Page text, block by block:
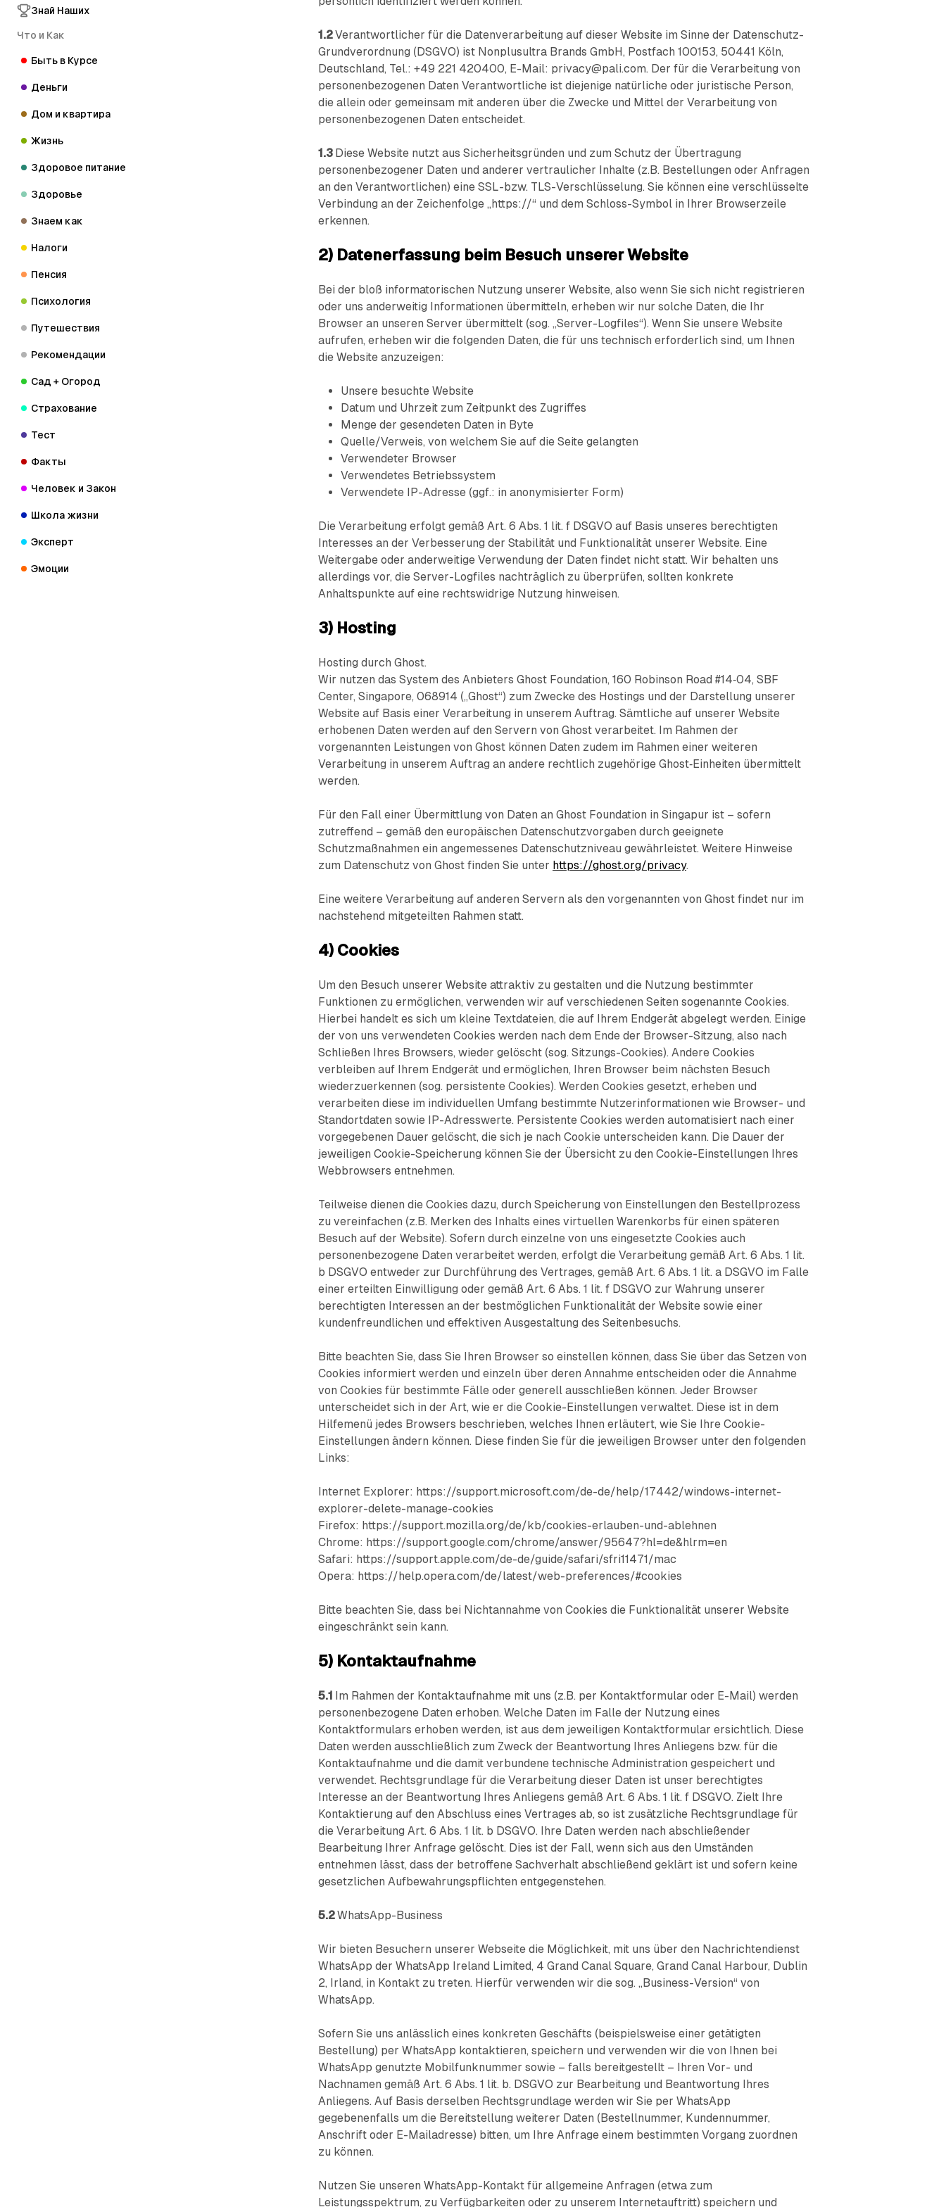
Знай Наших
Что и Как
Быть в Курсе
Деньги
Дом и квартира
Жизнь
Здоровое питание
Здоровье
Знаем как
Налоги
Пенсия
Психология
Путешествия
Рекомендации
Сад + Огород
Страхование
Тест
Факты
Человек и Закон
Школа жизни
Эксперт
Эмоции
1.2Verantwortlicher für die Datenverarbeitung auf dieser Website im Sinne der Datenschutz-
Grundverordnung (DSGVO) ist Nonplusultra Brands GmbH, Postfach 100153, 50441 Köln,
Deutschland, Tel.: +49 221 420400, E-Mail: privacy@pali.com. Der für die Verarbeitung von
personenbezogenen Daten Verantwortliche ist diejenige natürliche oder juristische Person,
die allein oder gemeinsam mit anderen über die Zwecke und Mittel der Verarbeitung von
personenbezogenen Daten entscheidet.
1.3 Diese Website nutzt aus Sicherheitsgründen und zum Schutz der Übertragung
personenbezogener Daten und anderer vertraulicher Inhalte (z.B. Bestellungen oder Anfragen
an den Verantwortlichen) eine SSL-bzw. TLS-Verschlüsselung. Sie können eine verschlüsselte
Verbindung an der Zeichenfolge „https://“ und dem Schloss-Symbol in Ihrer Browserzeile
erkennen.
2) Datenerfassung beim Besuch unserer Website
Bei der bloß informatorischen Nutzung unserer Website, also wenn Sie sich nicht registrieren
oder uns anderweitig Informationen übermitteln, erheben wir nur solche Daten, die Ihr
Browser an unseren Server übermittelt (sog. „Server-Logfiles“). Wenn Sie unsere Website
aufrufen, erheben wir die folgenden Daten, die für uns technisch erforderlich sind, um Ihnen
die Website anzuzeigen:
Unsere besuchte Website
Datum und Uhrzeit zum Zeitpunkt des Zugriffes
Menge der gesendeten Daten in Byte
Quelle/Verweis, von welchem Sie auf die Seite gelangten
Verwendeter Browser
Verwendetes Betriebssystem
Verwendete IP-Adresse (ggf.: in anonymisierter Form)
Die Verarbeitung erfolgt gemäß Art. 6 Abs. 1 lit. f DSGVO auf Basis unseres berechtigten
Interesses an der Verbesserung der Stabilität und Funktionalität unserer Website. Eine
Weitergabe oder anderweitige Verwendung der Daten findet nicht statt. Wir behalten uns
allerdings vor, die Server-Logfiles nachträglich zu überprüfen, sollten konkrete
Anhaltspunkte auf eine rechtswidrige Nutzung hinweisen.
3) Hosting
Hosting durch Ghost.
Wir nutzen das System des Anbieters Ghost Foundation, 160 Robinson Road #14‑04, SBF
Center, Singapore, 068914 („Ghost“) zum Zwecke des Hostings und der Darstellung unserer
Website auf Basis einer Verarbeitung in unserem Auftrag. Sämtliche auf unserer Website
erhobenen Daten werden auf den Servern von Ghost verarbeitet. Im Rahmen der
vorgenannten Leistungen von Ghost können Daten zudem im Rahmen einer weiteren
Verarbeitung in unserem Auftrag an andere rechtlich zugehörige Ghost‑Einheiten übermittelt
werden.
Für den Fall einer Übermittlung von Daten an Ghost Foundation in Singapur ist – sofern
zutreffend – gemäß den europäischen Datenschutzvorgaben durch geeignete
Schutzmaßnahmen ein angemessenes Datenschutzniveau gewährleistet. Weitere Hinweise
zum Datenschutz von Ghost finden Sie unter https://ghost.org/privacy.
Eine weitere Verarbeitung auf anderen Servern als den vorgenannten von Ghost findet nur im
nachstehend mitgeteilten Rahmen statt.
4) Cookies
Um den Besuch unserer Website attraktiv zu gestalten und die Nutzung bestimmter
Funktionen zu ermöglichen, verwenden wir auf verschiedenen Seiten sogenannte Cookies.
Hierbei handelt es sich um kleine Textdateien, die auf Ihrem Endgerät abgelegt werden. Einige
der von uns verwendeten Cookies werden nach dem Ende der Browser-Sitzung, also nach
Schließen Ihres Browsers, wieder gelöscht (sog. Sitzungs-Cookies). Andere Cookies
verbleiben auf Ihrem Endgerät und ermöglichen, Ihren Browser beim nächsten Besuch
wiederzuerkennen (sog. persistente Cookies). Werden Cookies gesetzt, erheben und
verarbeiten diese im individuellen Umfang bestimmte Nutzerinformationen wie Browser- und
Standortdaten sowie IP-Adresswerte. Persistente Cookies werden automatisiert nach einer
vorgegebenen Dauer gelöscht, die sich je nach Cookie unterscheiden kann. Die Dauer der
jeweiligen Cookie-Speicherung können Sie der Übersicht zu den Cookie-Einstellungen Ihres
Webbrowsers entnehmen.
Teilweise dienen die Cookies dazu, durch Speicherung von Einstellungen den Bestellprozess
zu vereinfachen (z.B. Merken des Inhalts eines virtuellen Warenkorbs für einen späteren
Besuch auf der Website). Sofern durch einzelne von uns eingesetzte Cookies auch
personenbezogene Daten verarbeitet werden, erfolgt die Verarbeitung gemäß Art. 6 Abs. 1 lit.
b DSGVO entweder zur Durchführung des Vertrages, gemäß Art. 6 Abs. 1 lit. a DSGVO im Falle
einer erteilten Einwilligung oder gemäß Art. 6 Abs. 1 lit. f DSGVO zur Wahrung unserer
berechtigten Interessen an der bestmöglichen Funktionalität der Website sowie einer
kundenfreundlichen und effektiven Ausgestaltung des Seitenbesuchs.
Bitte beachten Sie, dass Sie Ihren Browser so einstellen können, dass Sie über das Setzen von
Cookies informiert werden und einzeln über deren Annahme entscheiden oder die Annahme
von Cookies für bestimmte Fälle oder generell ausschließen können. Jeder Browser
unterscheidet sich in der Art, wie er die Cookie-Einstellungen verwaltet. Diese ist in dem
Hilfemenü jedes Browsers beschrieben, welches Ihnen erläutert, wie Sie Ihre Cookie-
Einstellungen ändern können. Diese finden Sie für die jeweiligen Browser unter den folgenden
Links:
Internet Explorer: https://support.microsoft.com/de-de/help/17442/windows-internet-
explorer-delete-manage-cookies
Firefox: https://support.mozilla.org/de/kb/cookies-erlauben-und-ablehnen
Chrome: https://support.google.com/chrome/answer/95647?hl=de&hlrm=en
Safari: https://support.apple.com/de-de/guide/safari/sfri11471/mac
Opera: https://help.opera.com/de/latest/web-preferences/#cookies
Bitte beachten Sie, dass bei Nichtannahme von Cookies die Funktionalität unserer Website
eingeschränkt sein kann.
5) Kontaktaufnahme
5.1 Im Rahmen der Kontaktaufnahme mit uns (z.B. per Kontaktformular oder E-Mail) werden
personenbezogene Daten erhoben. Welche Daten im Falle der Nutzung eines
Kontaktformulars erhoben werden, ist aus dem jeweiligen Kontaktformular ersichtlich. Diese
Daten werden ausschließlich zum Zweck der Beantwortung Ihres Anliegens bzw. für die
Kontaktaufnahme und die damit verbundene technische Administration gespeichert und
verwendet. Rechtsgrundlage für die Verarbeitung dieser Daten ist unser berechtigtes
Interesse an der Beantwortung Ihres Anliegens gemäß Art. 6 Abs. 1 lit. f DSGVO. Zielt Ihre
Kontaktierung auf den Abschluss eines Vertrages ab, so ist zusätzliche Rechtsgrundlage für
die Verarbeitung Art. 6 Abs. 1 lit. b DSGVO. Ihre Daten werden nach abschließender
Bearbeitung Ihrer Anfrage gelöscht. Dies ist der Fall, wenn sich aus den Umständen
entnehmen lässt, dass der betroffene Sachverhalt abschließend geklärt ist und sofern keine
gesetzlichen Aufbewahrungspflichten entgegenstehen.
5.2WhatsApp-Business
Wir bieten Besuchern unserer Webseite die Möglichkeit, mit uns über den Nachrichtendienst
WhatsApp der WhatsApp Ireland Limited, 4 Grand Canal Square, Grand Canal Harbour, Dublin
2, Irland, in Kontakt zu treten. Hierfür verwenden wir die sog. „Business-Version“ von
WhatsApp.
Sofern Sie uns anlässlich eines konkreten Geschäfts (beispielsweise einer getätigten
Bestellung) per WhatsApp kontaktieren, speichern und verwenden wir die von Ihnen bei
WhatsApp genutzte Mobilfunknummer sowie – falls bereitgestellt – Ihren Vor- und
Nachnamen gemäß Art. 6 Abs. 1 lit. b. DSGVO zur Bearbeitung und Beantwortung Ihres
Anliegens. Auf Basis derselben Rechtsgrundlage werden wir Sie per WhatsApp
gegebenenfalls um die Bereitstellung weiterer Daten (Bestellnummer, Kundennummer,
Anschrift oder E-Mailadresse) bitten, um Ihre Anfrage einem bestimmten Vorgang zuordnen
zu können.
Nutzen Sie unseren WhatsApp-Kontakt für allgemeine Anfragen (etwa zum
Leistungsspektrum, zu Verfügbarkeiten oder zu unserem Internetauftritt) speichern und